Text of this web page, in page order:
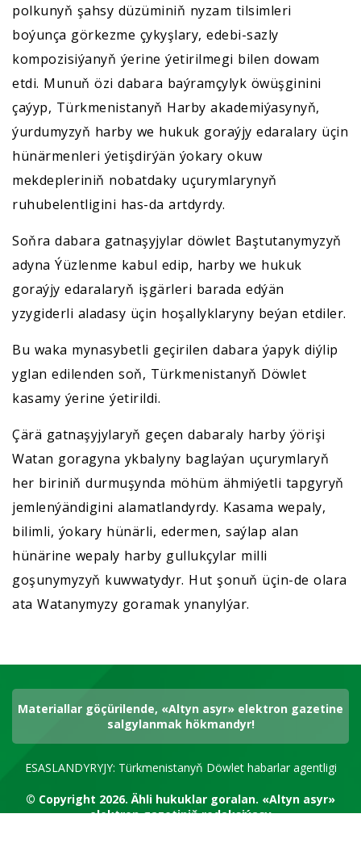
polkunyň şahsy düzüminiň nyzam tilsimleri
boýunça görkezme çykyşlary, edebi-sazly
kompozisiýanyň ýerine ýetirilmegi bilen dowam
etdi. Munuň özi dabara baýramçylyk öwüşginini
çaýyp, Türkmenistanyň Harby akademiýasynyň,
ýurdumyzyň harby we hukuk goraýjy edaralary üçin
hünärmenleri ýetişdirýän ýokary okuw
mekdepleriniň nobatdaky uçurymlarynyň
ruhubelentligini has-da artdyrdy.
Soňra dabara gatnaşyjylar döwlet Baştutanymyzyň
adyna Ýüzlenme kabul edip, harby we hukuk
goraýjy edaralaryň işgärleri barada edýän
yzygiderli aladasy üçin hoşallyklaryny beýan etdiler.
Bu waka mynasybetli geçirilen dabara ýapyk diýlip
yglan edilenden soň, Türkmenistanyň Döwlet
kasamy ýerine ýetirildi.
Çärä gatnaşyjylaryň geçen dabaraly harby ýörişi
Watan goragyna ykbalyny baglaýan uçurymlaryň
her biriniň durmuşynda möhüm ähmiýetli tapgyryň
jemlenýändigini alamatlandyrdy. Kasama wepaly,
bilimli, ýokary hünärli, edermen, saýlap alan
hünärine wepaly harby gullukçylar milli
goşunymyzyň kuwwatydyr. Hut şonuň üçin-de olara
ata Watanymyzy goramak ynanylýar.
Materiallar göçürilende, «Altyn asyr» elektron gazetine
salgylanmak hökmandyr!
ESASLANDYRYJY: Türkmenistanyň Döwlet habarlar agentligi
© Copyright 2026.Ähli hukuklar goralan. «Altyn asyr»
elektron gazetiniň redaksiýasy